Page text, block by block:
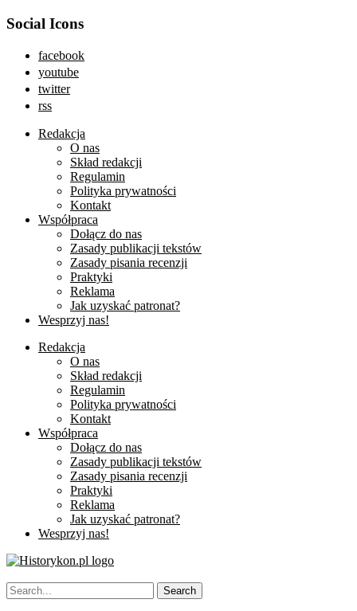
Social Icons
facebook
youtube
twitter
rss
Redakcja
O nas
Skład redakcji
Regulamin
Polityka prywatności
Kontakt
Współpraca
Dołącz do nas
Zasady publikacji tekstów
Zasady pisania recenzji
Praktyki
Reklama
Jak uzyskać patronat?
Wesprzyj nas!
Redakcja
O nas
Skład redakcji
Regulamin
Polityka prywatności
Kontakt
Współpraca
Dołącz do nas
Zasady publikacji tekstów
Zasady pisania recenzji
Praktyki
Reklama
Jak uzyskać patronat?
Wesprzyj nas!